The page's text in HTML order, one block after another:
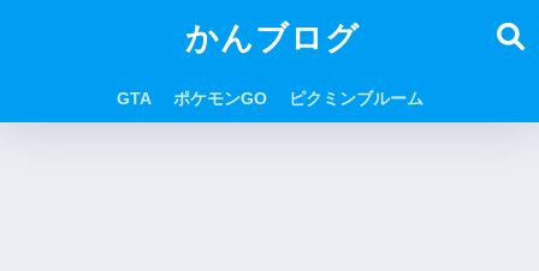
かんブログ
GTA ポケモンGO ピクミンブルーム